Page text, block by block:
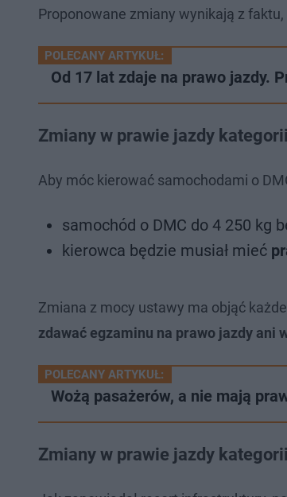
Proponowane zmiany wynikają z
POLECANY ARTYKUŁ:
Od 17 lat zdaje na prawo jazdy.
Zmiany w prawie jazdy
Aby móc kierować samochodami o
samochód o DMC do 4 250 kg
kierowca będzie musiał mieć
Zmiana z mocy ustawy ma objąć
zdawać egzaminu na prawo jazdy ani
POLECANY ARTYKUŁ:
Wożą pasażerów, a nie mają
Zmiany w prawie jazdy